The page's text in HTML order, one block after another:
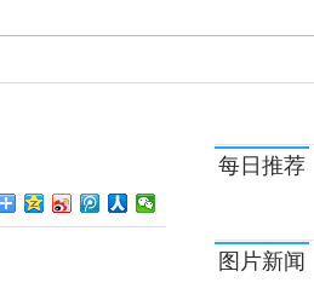
每日推荐
图片新闻